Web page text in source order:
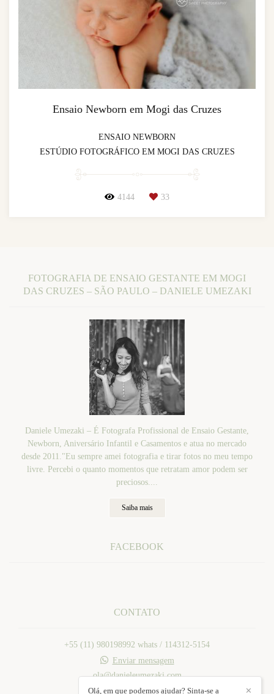
Ensaio Newborn em Mogi das Cruzes
ENSAIO NEWBORN
ESTÚDIO FOTOGRÁFICO EM MOGI DAS CRUZES
4144 33
FOTOGRAFIA DE ENSAIO GESTANTE EM MOGI
DAS CRUZES – SÃO PAULO – DANIELE UMEZAKI
Daniele Umezaki – É Fotografa Profissional de Ensaio Gestante,
Newborn, Aniversário Infantil e Casamentos e atua no mercado
desde 2011."Eu sempre amei fotografia e tirar fotos no meu tempo
livre. Percebi o quanto momentos que retratam amor podem ser
preciosos....
Saiba mais
FACEBOOK
CONTATO
+55 (11) 980198992 whats / 114312-5154
Enviar mensagem
ola@danieleumezaki.com
Mogi das Cruzes / SP
✕
Olá, em que podemos ajudar? Sinta-se a